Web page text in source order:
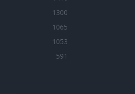
1300
1065
1053
591